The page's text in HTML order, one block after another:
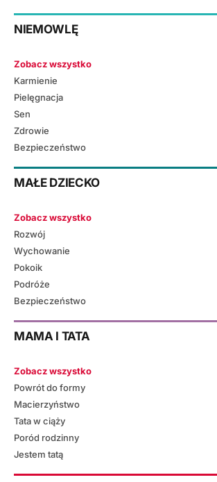
NIEMOWLĘ
Zobacz wszystko
Karmienie
Pielęgnacja
Sen
Zdrowie
Bezpieczeństwo
MAŁE DZIECKO
Zobacz wszystko
Rozwój
Wychowanie
Pokoik
Podróże
Bezpieczeństwo
MAMA I TATA
Zobacz wszystko
Powrót do formy
Macierzyństwo
Tata w ciąży
Poród rodzinny
Jestem tatą